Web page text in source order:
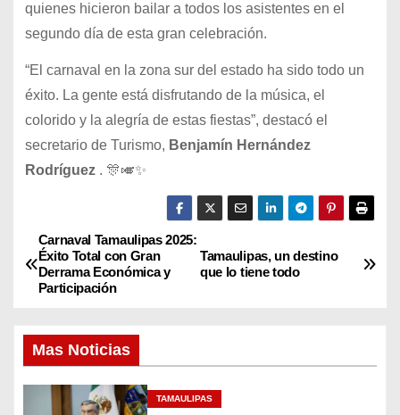
quienes hicieron bailar a todos los asistentes en el
segundo día de esta gran celebración.
“El carnaval en la zona sur del estado ha sido todo un
éxito. La gente está disfrutando de la música, el
colorido y la alegría de estas fiestas”, destacó el
secretario de Turismo, Benjamín Hernández
Rodríguez. 🎊🎺✨
N
a
e
Tamaulipas, un destino
que lo tiene todo
Carnaval Tamaulipas 2025:
Éxito Total con Gran
Derrama Económica y
Participación
Mas Noticias
TAMAULIPAS